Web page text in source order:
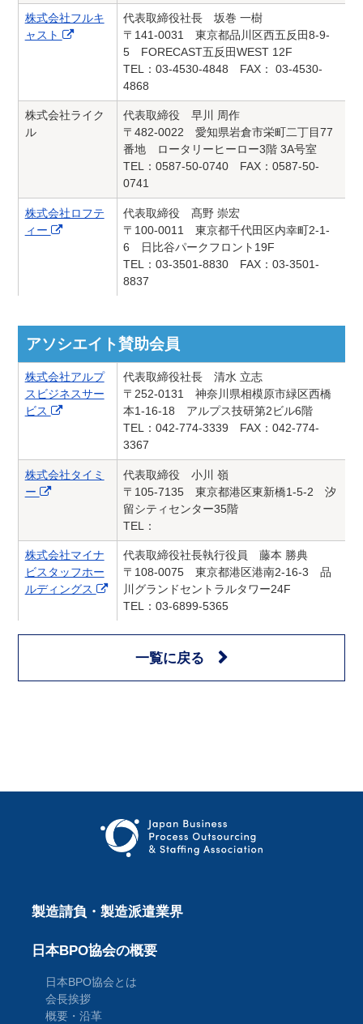
株式会社フルキ
ャスト
代表取締役社長 坂巻 一樹
〒141-0031 東京都品川区西五反田8-9-
5 FORECAST五反田WEST 12F
TEL：03-4530-4848 FAX： 03-4530-
4868
株式会社ライク
ル
代表取締役 早川 周作
〒482-0022 愛知県岩倉市栄町二丁目77
番地 ロータリーヒーロー3階 3A号室
TEL：0587-50-0740 FAX：0587-50-
0741
株式会社ロフテ
ィー
代表取締役 髙野 崇宏
〒100-0011 東京都千代田区内幸町2-1-
6 日比谷パークフロント19F
TEL：03-3501-8830 FAX：03-3501-
8837
アソシエイト賛助会員
株式会社アルプ
スビジネスサー
ビス
代表取締役社長 清水 立志
〒252-0131 神奈川県相模原市緑区西橋
本1-16-18 アルプス技研第2ビル6階
TEL：042-774-3339 FAX：042-774-
3367
株式会社タイミ
ー
代表取締役 小川 嶺
〒105-7135 東京都港区東新橋1-5-2 汐
留シティセンター35階
TEL：
株式会社マイナ
ビスタッフホー
ルディングス
代表取締役社長執行役員 藤本 勝典
〒108-0075 東京都港区港南2-16-3 品
川グランドセントラルタワー24F
TEL：03-6899-5365
一覧に戻る
製造請負・製造派遣業界
日本BPO協会の概要
日本BPO協会とは
会長挨拶
概要・沿革